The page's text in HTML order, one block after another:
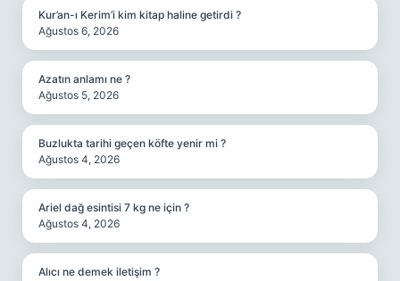
Kur’an-ı Kerim’i kim kitap haline getirdi ?
Ağustos 6, 2026
Azatın anlamı ne ?
Ağustos 5, 2026
Buzlukta tarihi geçen köfte yenir mi ?
Ağustos 4, 2026
Ariel dağ esintisi 7 kg ne için ?
Ağustos 4, 2026
Alıcı ne demek iletişim ?